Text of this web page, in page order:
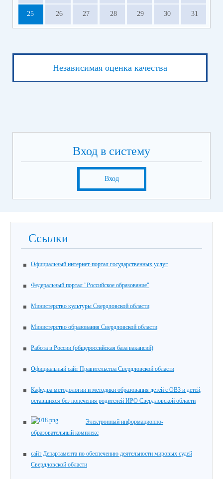
25 26 27 28 29 30 31
Независимая оценка качества
Вход в систему
Вход
Ссылки
Официальный интернет-портал государственных услуг
Федеральный портал "Российское образование"
Министерство культуры Свердловской области
Министерство образования Свердловской области
Работа в России (общероссийская база вакансий)
Официальный сайт Правительства Свердловской области
Кафедра методологии и методики образования детей с ОВЗ и детей,
оставшихся без попечения родителей ИРО Свердловской области
Электронный информационно-
образовательный комплекс
сайт Департамента по обеспечению деятельности мировых судей
Свердловской области